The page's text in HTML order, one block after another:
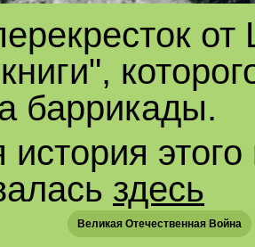
баррикады.
здесь
Великая Отечественная Война